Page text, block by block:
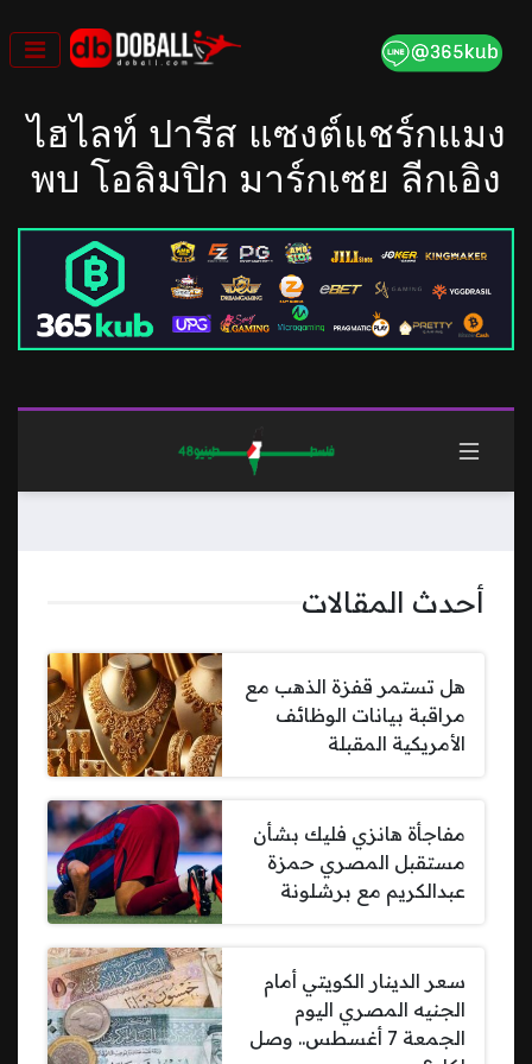
to
content
ไฮไลท์ ปารีส แซงต์แชร์กแมง
พบ โอลิมปิก มาร์กเซย ลีกเอิง